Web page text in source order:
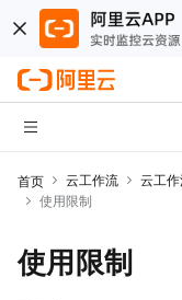
首页 云工作流 云工
使用限制
使用限制